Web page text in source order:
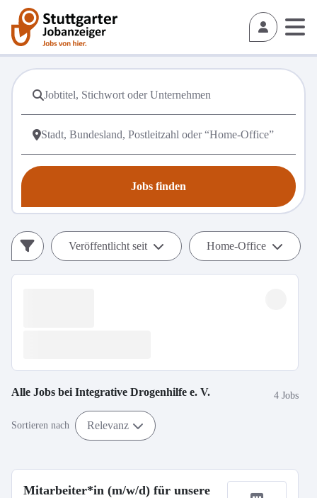
Jobs finden
Veröffentlicht seit Home-Office
Alle Jobs bei Integrative Drogenhilfe e. V. 4 Jobs
Sortieren nach Relevanz
Mitarbeiter*in (m/w/d) für unsere